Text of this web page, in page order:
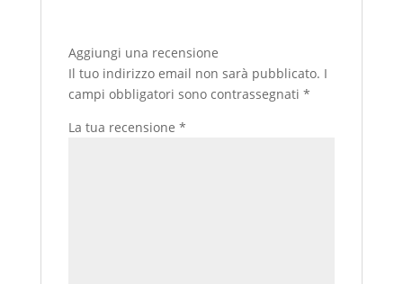
Aggiungi una recensione
Il tuo indirizzo email non sarà pubblicato. I
campi obbligatori sono contrassegnati *
La tua recensione *